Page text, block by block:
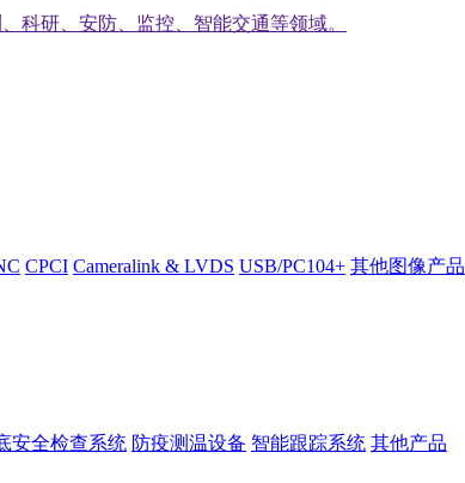
科研、安防、监控、智能交通等领域。
CPCI Cameralink & LVDS USB/PC104+ 其他图像产品
安全检查系统 防疫测温设备 智能跟踪系统 其他产品